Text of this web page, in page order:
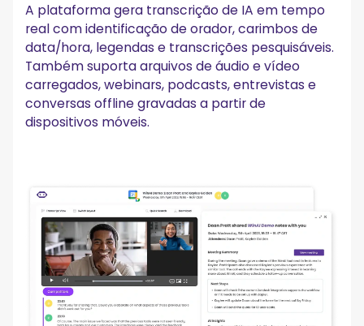
A plataforma gera transcrição de IA em tempo
real com identificação de orador, carimbos de
data/hora, legendas e transcrições pesquisáveis.
Também suporta arquivos de áudio e vídeo
carregados, webinars, podcasts, entrevistas e
conversas offline gravadas a partir de
dispositivos móveis.